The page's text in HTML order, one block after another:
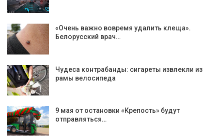
«Очень важно вовремя удалить клеща».
Белорусский врач…
Чудеса контрабанды: сигареты извлекли из
рамы велосипеда
9 мая от остановки «Крепость» будут
отправляться…